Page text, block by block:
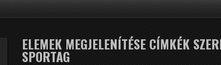
ELEMEK MEGJELENÍTÉSE CÍMKÉK
SPORTAG